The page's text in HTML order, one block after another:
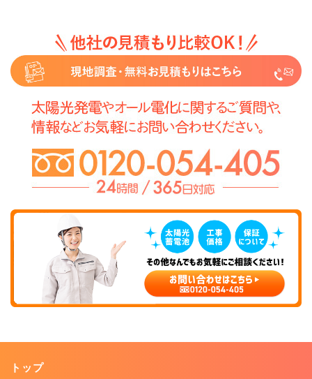
トップ